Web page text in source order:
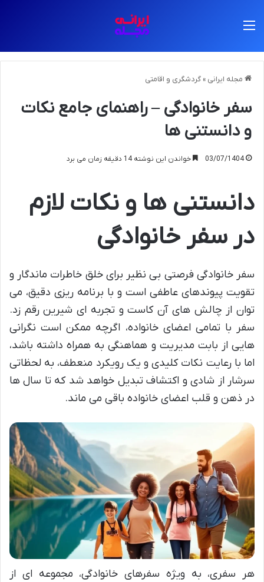
مجله ایرانی » گردشگری و اقامتی
سفر خانوادگی – راهنمای جامع نکات
و دانستنی ها
03/07/1404 خواندن این نوشته 14 دقیقه زمان می برد
دانستنی ها و نکات لازم
در سفر خانوادگی
سفر خانوادگی فرصتی بی نظیر برای خلق خاطرات ماندگار و
تقویت پیوندهای عاطفی است و با برنامه ریزی دقیق، می
توان از چالش های آن کاست و تجربه ای شیرین رقم زد.
سفر با تمامی اعضای خانواده، اگرچه ممکن است نگرانی
هایی از بابت مدیریت و هماهنگی به همراه داشته باشد،
اما با رعایت نکات کلیدی و یک رویکرد منعطف، به لحظاتی
سرشار از شادی و اکتشاف تبدیل خواهد شد که تا سال ها
در ذهن و قلب اعضای خانواده باقی می ماند.
هر سفری، به ویژه سفرهای خانوادگی، مجموعه ای از